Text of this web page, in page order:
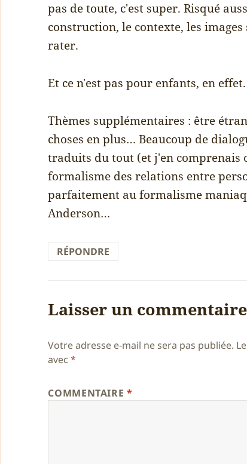
pas de toute, c'est super. Risqué
construction, le contexte, les
rater.
Et ce n'est pas pour enfants, en effet.
Thèmes supplémentaires : être
choses en plus… Beaucoup de
traduits du tout (et j'en comprenais
formalisme des relations entre
parfaitement au formalisme
Anderson…
RÉPONDRE
Laisser un commentaire
Votre adresse e-mail ne sera pas publiée.
avec*
COMMENTAIRE*